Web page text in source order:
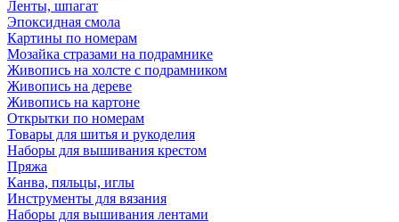
Ленты, шпагат
Эпоксидная смола
Картины по номерам
Мозайка стразами на подрамнике
Живопись на холсте с подрамником
Живопись на дереве
Живопись на картоне
Открытки по номерам
Товары для шитья и рукоделия
Наборы для вышивания крестом
Пряжа
Канва, пяльцы, иглы
Инструменты для вязания
Наборы для вышивания лентами